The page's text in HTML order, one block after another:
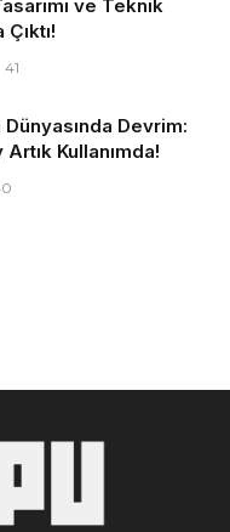
ve Teknik
41
Dünyasında Devrim:
Kullanımda!